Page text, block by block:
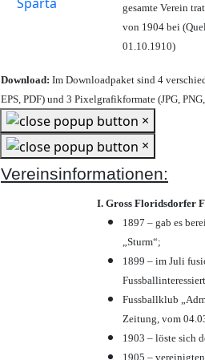
gesamte Verein
von 1904 bei
01.10.1910)
Download: Im Downloadpaket sind 4
EPS, PDF) und 3 Pixelgrafikformate (JPG,
×
×
Vereinsinformationen:
I. Gross Floridsdorfer
1897 – gab es
„Sturm“;
1899 – im Juli
Fussballklub
Zeitung, vom
1903 – löste sich
1905 –